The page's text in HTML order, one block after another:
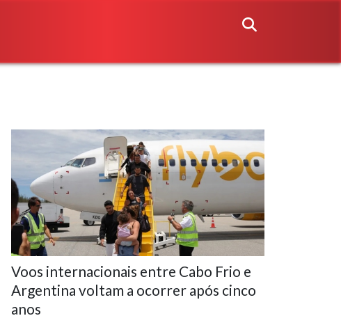
Voos internacionais entre Cabo Frio e
Argentina voltam a ocorrer após cinco
anos